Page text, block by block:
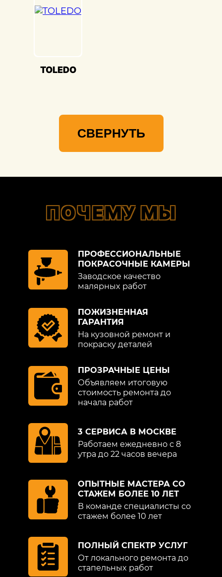
TOLEDO
СВЕРНУТЬ
ПОЧЕМУ МЫ
ПРОФЕССИОНАЛЬНЫЕ
ПОКРАСОЧНЫЕ КАМЕРЫ
Заводское качество
малярных работ
ПОЖИЗНЕННАЯ
ГАРАНТИЯ
На кузовной ремонт и
покраску деталей
ПРОЗРАЧНЫЕ ЦЕНЫ
Объявляем итоговую
стоимость ремонта до
начала работ
3 СЕРВИСА В МОСКВЕ
Работаем ежедневно с 8
утра до 22 часов вечера
ОПЫТНЫЕ МАСТЕРА СО
СТАЖЕМ БОЛЕЕ 10 ЛЕТ
В команде специалисты со
стажем более 10 лет
ПОЛНЫЙ СПЕКТР УСЛУГ
От локального ремонта до
стапельных работ